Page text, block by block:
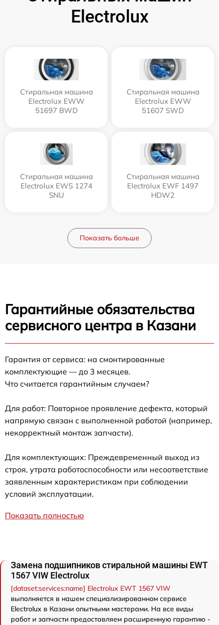
Electrolux
Стиральная машина
Electrolux EWW
51697 BWD
Стиральная машина
Electrolux EWW
51607 SWD
Стиральная машина
Electrolux EWS 1274
SNU
Стиральная машина
Electrolux EWF 1497
HDW2
Показать больше
Гарантийные обязательства
сервисного центра в Казани
Гарантия от сервиса: на смонтированные
комплектующие — до 3 месяцев.
Что считается гарантийным случаем?
Для работ: Повторное проявление дефекта, который
напрямую связан с выполненной работой (например,
некорректный монтаж запчасти).
Для комплектующих: Преждевременный выход из
строя, утрата работоспособности или несоответствие
заявленным характеристикам при соблюдении
условий эксплуатации.
Показать полностью
Замена подшипников стиральной машины EWT
1567 VIW Electrolux
[dataset:services:name] Electrolux EWT 1567 VIW
выполняется в нашем специализированном сервисе
Electrolux в Казани опытными мастерами. На все виды
работ и запчасти предоставляем расширенную гарантию -